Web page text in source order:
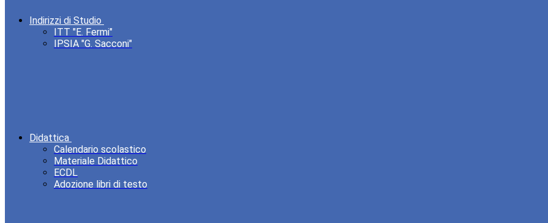
Indirizzi di Studio
ITT "E. Fermi"
IPSIA "G. Sacconi"
Didattica
Calendario scolastico
Materiale Didattico
ECDL
Adozione libri di testo